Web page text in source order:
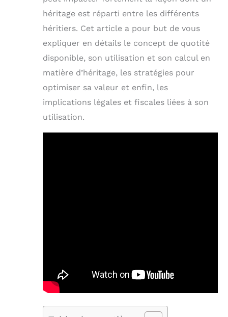
héritage est réparti entre les différents
héritiers. Cet article a pour but de vous
expliquer en détails le concept de quotité
disponible, son utilisation et son calcul en
matière d’héritage, les stratégies pour
optimiser sa valeur et enfin, les
implications légales et fiscales liées à son
utilisation.